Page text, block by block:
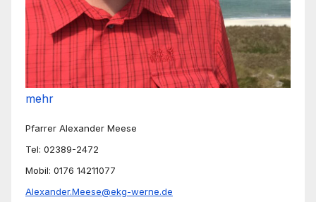
mehr
Pfarrer Alexander Meese
Tel: 02389-2472
Mobil: 0176 14211077
Alexander.Meese@ekg-werne.de